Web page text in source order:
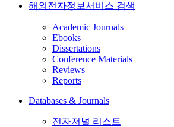
해외전자정보서비스 검색
Academic Journals
Ebooks
Dissertations
Conference Materials
Reviews
Reports
Databases & Journals
전자저널 리스트